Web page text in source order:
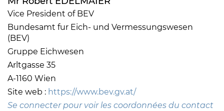
Vice President of BEV
Bundesamt fur Eich- und Vermessungswesen
(BEV)
Gruppe Eichwesen
Arltgasse 35
A-1160 Wien
Site web : https://www.bev.gv.at/
Se connecter pour voir les coordonnées du contact